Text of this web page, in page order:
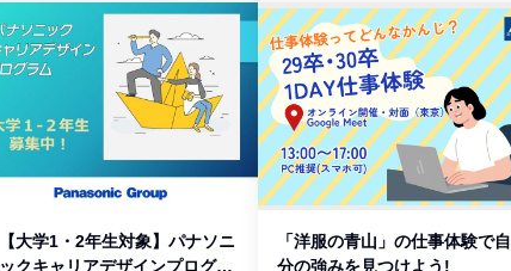
【大学1・2年生対象】パナソニ
ックキャリアデザインプログラ
「洋服の青山」の仕事体験で自
分の強みを見つけよう!